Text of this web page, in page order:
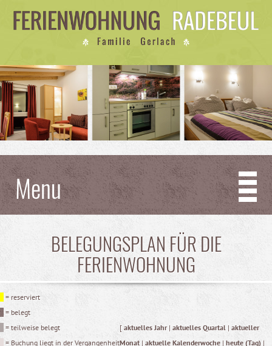
Menu
BELEGUNGSPLAN FÜR DIE
FERIENWOHNUNG
= reserviert
= belegt
= teilweise belegt
= Buchung liegt in der Vergangenheit
[ aktuelles Jahr| aktuelles Quartal | aktueller
Monat| aktuelle Kalenderwoche | heute (Tag) |